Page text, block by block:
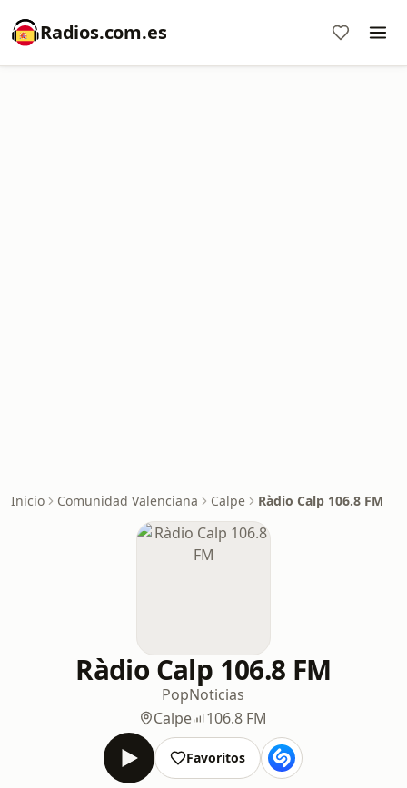
Radios.com.es
Inicio Comunidad Valenciana Calpe Ràdio Calp 106.8 FM
Ràdio Calp 106.8 FM
PopNoticias
Calpe
106.8 FM
Favoritos